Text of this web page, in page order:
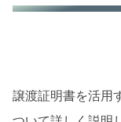
譲渡証明書を活用